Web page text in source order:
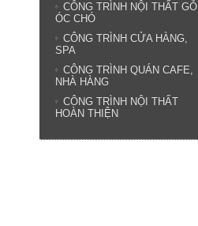
CÔNG TRÌNH NỘI THẤT GỖ
ÓC CHÓ
CÔNG TRÌNH CỬA HÀNG,
SPA
CÔNG TRÌNH QUÁN CAFE,
NHÀ HÀNG
CÔNG TRÌNH NỘI THẤT
HOÀN THIỆN